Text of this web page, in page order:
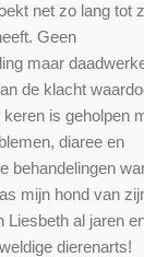
net zo lang tot
Geen
maar
de klacht
is geholpen
diaree en
behandelingen
mijn hond van
Liesbeth al jaren
dierenarts!